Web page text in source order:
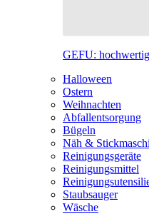
GEFU:
Halloween
Ostern
Weihnachten
Abfallentsorgung
Bügeln
Näh &
Reinigungsgeräte
Reinigungsmittel
Staubsauger
Wäsche